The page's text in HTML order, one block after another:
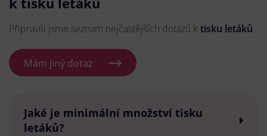
Připravili jsme seznam nejčastějších dotazů k tisku letáků.
Mám jiný dotaz
Jaké je minimální množství tisku
letáků?